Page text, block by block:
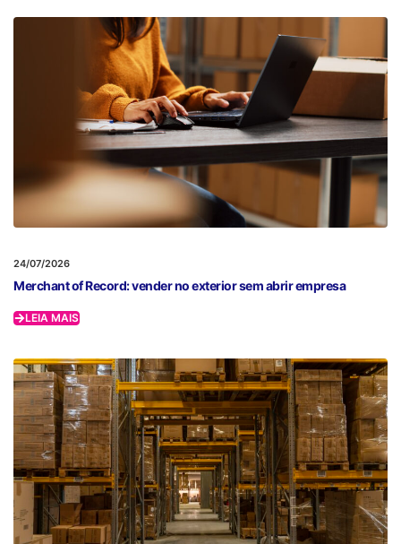
24/07/2026
Merchant of Record: vender no exterior sem abrir empresa
LEIA MAIS